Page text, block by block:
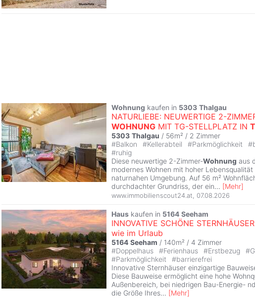
Wohnung kaufen in 5303 Thalgau
NATURLIEBE: NEUWERTIGE 2-
WOHNUNG MIT TG-STELLPLATZ IN
5303 Thalgau / 56m² / 2 Zimmer
#Balkon #Kellerabteil #Parkmöglichkeit #
#ruhig
Diese neuwertige 2-Zimmer-Wohnung aus
modernes Wohnen mit hoher
naturnahen Umgebung. Auf 56 m²
durchdachter Grundriss, der ein... [Mehr]
www.immobilienscout24.at, 07.08.2026
Haus kaufen in 5164 Seeham
INNOVATIVE SCHÖNE
wie im Urlaub
5164 Seeham / 140m² / 4 Zimmer
#Doppelhaus #Ferienhaus #Erstbezug #
#Parkmöglichkeit #barrierefrei
Innovative Sternhäuser einzigartige
Diese Bauweise ermöglicht eine hohe
Außenbereich, bei niedrigen Bau-Energie-
die Größe Ihres... [Mehr]